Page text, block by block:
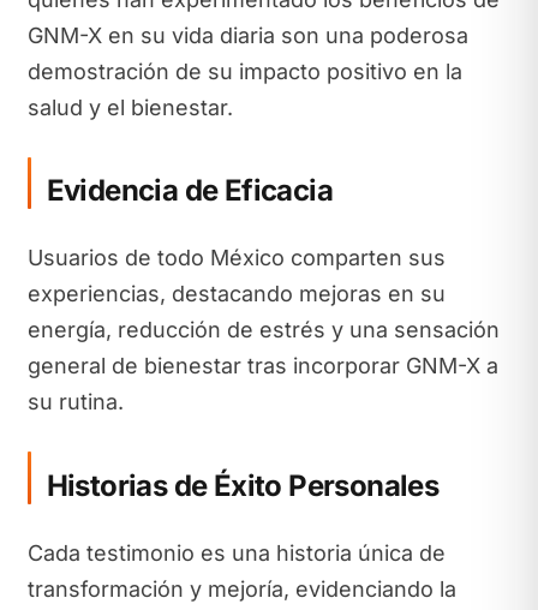
GNM-X en su vida diaria son una poderosa
demostración de su impacto positivo en la
salud y el bienestar.
Evidencia de Eficacia
Usuarios de todo México comparten sus
experiencias, destacando mejoras en su
energía, reducción de estrés y una sensación
general de bienestar tras incorporar GNM-X a
su rutina.
Historias de Éxito Personales
Cada testimonio es una historia única de
transformación y mejoría, evidenciando la